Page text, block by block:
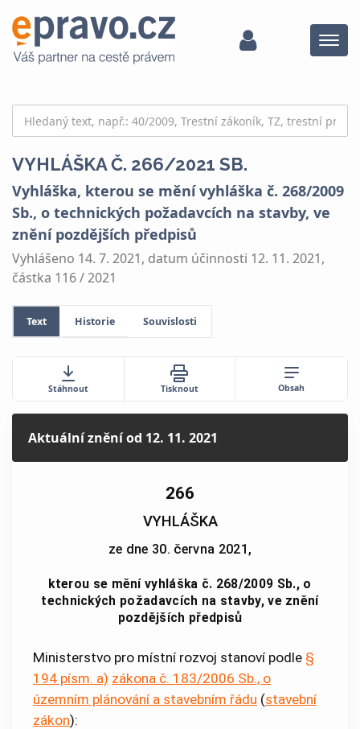
Menu
VYHLÁŠKA Č. 266/2021 SB.
Vyhláška, kterou se mění vyhláška č. 268/2009
Sb., o technických požadavcích na stavby, ve
znění pozdějších předpisů
Vyhlášeno 14. 7. 2021, datum účinnosti 12. 11. 2021,
částka 116 / 2021
Text Historie Souvislosti
Stáhnout Tisknout Obsah
Aktuální zněníod 12. 11. 2021
266
VYHLÁŠKA
ze dne 30. června 2021,
kterou se mění vyhláška č. 268/2009 Sb., o
technických požadavcích na stavby, ve znění
pozdějších předpisů
Ministerstvo pro místní rozvoj stanoví podle §
194 písm. a) zákona č. 183/2006 Sb., o
územním plánování a stavebním řádu (stavební
zákon):